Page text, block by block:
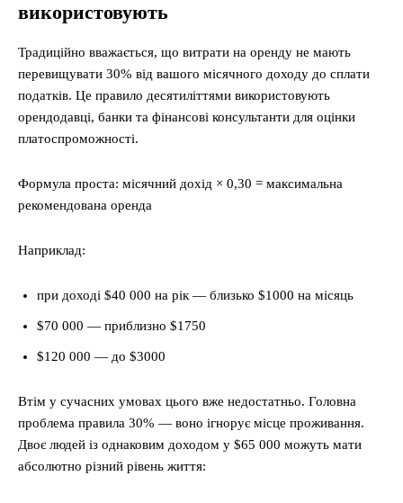
використовують
Традиційно вважається, що витрати на оренду не мають
перевищувати 30% від вашого місячного доходу до сплати
податків. Це правило десятиліттями використовують
орендодавці, банки та фінансові консультанти для оцінки
платоспроможності.
Формула проста: місячний дохід × 0,30 = максимальна
рекомендована оренда
Наприклад:
при доході $40 000 на рік — близько $1000 на місяць
$70 000 — приблизно $1750
$120 000 — до $3000
Втім у сучасних умовах цього вже недостатньо. Головна
проблема правила 30% — воно ігнорує місце проживання.
Двоє людей із однаковим доходом у $65 000 можуть мати
абсолютно різний рівень життя: